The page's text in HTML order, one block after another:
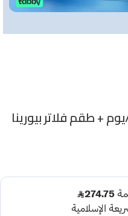
مع برادة 400 لتر/يوم + طقم فلاتر بيورينا